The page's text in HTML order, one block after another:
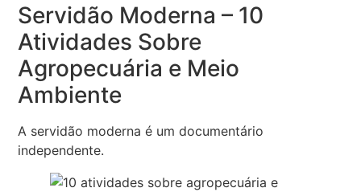
Servidão Moderna – 10
Atividades Sobre
Agropecuária e Meio
Ambiente
A servidão moderna é um documentário
independente.